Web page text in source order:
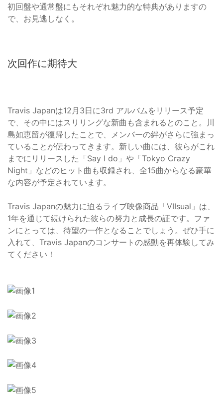
初回盤や通常盤にもそれぞれ魅力的な特典がありますの
で、お見逃しなく。
次回作に期待大
Travis Japanは12月3日に3rd アルバムをリリース予定
で、その中にはスリリングな新曲も含まれるとのこと。川
島如恵留が復帰したことで、メンバーの絆がさらに強まっ
ていることが伝わってきます。新しい曲には、彼らがこれ
までにリリースした「Say I do」や「Tokyo Crazy
Night」などのヒット曲も収録され、全15曲からなる豪華
な内容が予定されています。
Travis Japanの魅力に迫るライブ映像商品「VIIsual」は、
1年を通じて続けられた彼らの努力と成長の証です。ファ
ンにとっては、待望の一作となることでしょう。ぜひ手に
入れて、Travis Japanのコンサートの感動を再体験してみ
てください！